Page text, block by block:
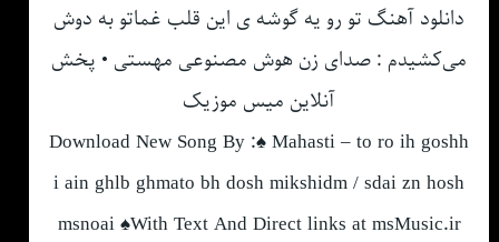
دانلود آهنگ تو رو یه گوشه ی این قلب غماتو به دوش
می‌کشیدم : صدای زن هوش مصنوعی مهستی • پخش
آنلاین میس موزیک
Download New Song By :♠ Mahasti – to ro ih goshh
i ain ghlb ghmato bh dosh mi‌kshidm / sdai zn hosh
msnoai ♠With Text And Direct links at msMusic.ir